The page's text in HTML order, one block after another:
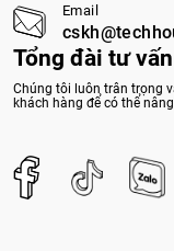
Tổng đài tư
Chúng tôi luôn trân trọng
khách hàng để có thể
Email